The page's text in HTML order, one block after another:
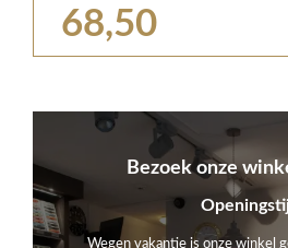
68,50
Bezoek onze
Wegen vakantie is onze winkel